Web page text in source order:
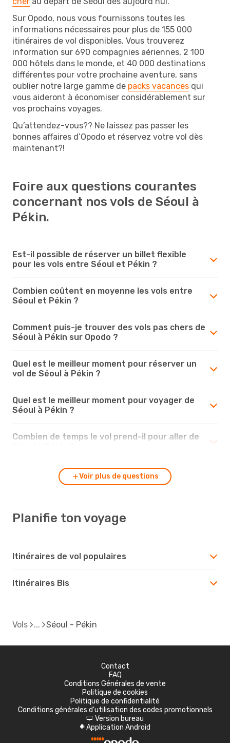
Sur Opodo, nous vous fournissons toutes les
informations nécessaires pour plus de 155 000
itinéraires de vol disponibles. Vous trouverez
information sur 690 compagnies aériennes, 2 100
000 hôtels dans le monde, et 40 000 destinations
différentes pour votre prochaine aventure, sans
oublier notre large gamme de packs vacances qui
vous aideront à économiser considérablement sur
vos prochains voyages.
Qu’attendez-vous?? Ne laissez pas passer les
bonnes affaires d’Opodo et réservez votre vol dès
maintenant?!
Foire aux questions courantes
concernant nos vols de Séoul à
Pékin.
Est-il possible de réserver un billet flexible
pour les vols entre Séoul et Pékin ?
Combien coûtent en moyenne les vols entre
Séoul et Pékin ?
Comment puis-je trouver des vols pas chers de
Séoul à Pékin sur Opodo ?
Quel est le meilleur moment pour réserver un
vol de Séoul à Pékin ?
Quel est le meilleur moment pour voyager de
Séoul à Pékin ?
Combien de temps le vol prend-il pour aller de
Voir plus de questions
Planifie ton voyage
Itinéraires de vol populaires
Itinéraires Bis
Vols Séoul - Pékin
Contact
FAQ
Conditions Générales de vente
Politique de cookies
Politique de confidentialité
Conditions générales d'utilisation des codes promotionnels
d Version bureau
A Application Android